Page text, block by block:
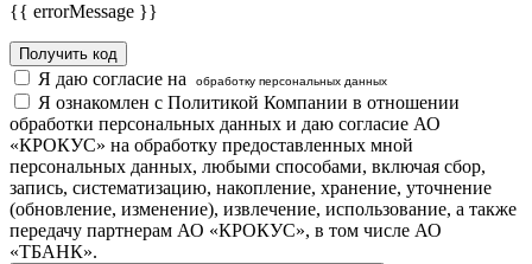
{{ errorMessage }}
Получить код
Я даю согласие на обработку персональных данных
Я ознакомлен с Политикой Компании в отношении
обработки персональных данных и даю согласие АО
«КРОКУС» на обработку предоставленных мной
персональных данных, любыми способами, включая сбор,
запись, систематизацию, накопление, хранение, уточнение
(обновление, изменение), извлечение, использование, а также
передачу партнерам АО «КРОКУС», в том числе АО
«ТБАНК».